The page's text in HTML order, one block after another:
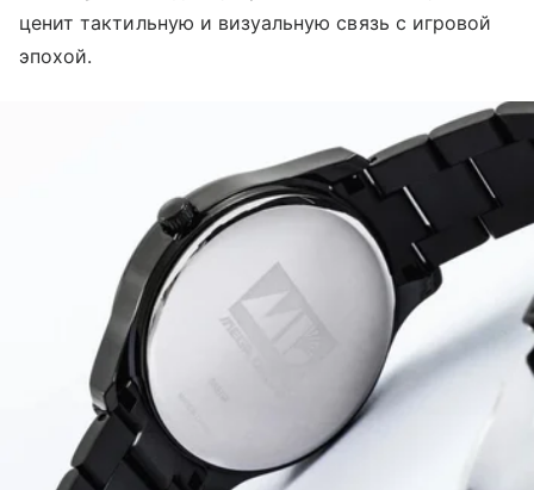
ценит тактильную и визуальную связь с игровой
эпохой.